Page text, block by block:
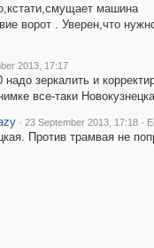
машина
ворот . Уверен,что
2013, 17:17
зеркалить и
все-таки
· 23 September 2013, 17:18 ·
Против трамвая не